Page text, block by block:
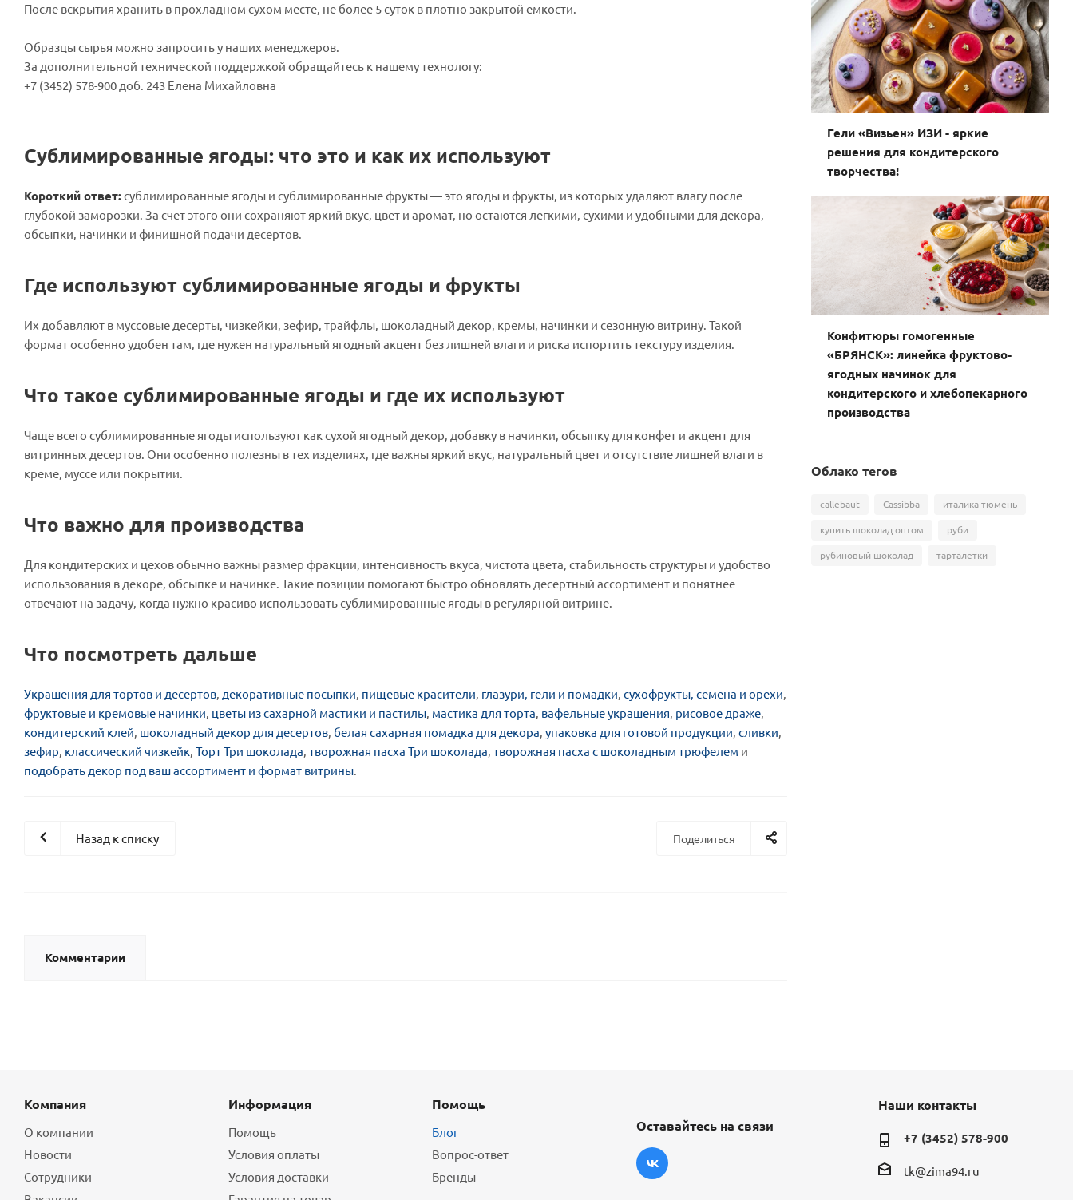
После вскрытия хранить в прохладном сухом месте, не более 5 суток в плотно закрытой емкости.
Образцы сырья можно запросить у наших менеджеров.
За дополнительной технической поддержкой обращайтесь к нашему технологу:
+7 (3452) 578-900 доб. 243 Елена Михайловна
Сублимированные ягоды: что это и как их используют
Короткий ответ:сублимированные ягоды и сублимированные фрукты — это ягоды и фрукты, из которых удаляют влагу после
глубокой заморозки. За счет этого они сохраняют яркий вкус, цвет и аромат, но остаются легкими, сухими и удобными для декора,
обсыпки, начинки и финишной подачи десертов.
Где используют сублимированные ягоды и фрукты
Их добавляют в муссовые десерты, чизкейки, зефир, трайфлы, шоколадный декор, кремы, начинки и сезонную витрину. Такой
формат особенно удобен там, где нужен натуральный ягодный акцент без лишней влаги и риска испортить текстуру изделия.
Что такое сублимированные ягоды и где их используют
Чаще всего сублимированные ягоды используют как сухой ягодный декор, добавку в начинки, обсыпку для конфет и акцент для
витринных десертов. Они особенно полезны в тех изделиях, где важны яркий вкус, натуральный цвет и отсутствие лишней влаги в
креме, муссе или покрытии.
Что важно для производства
Для кондитерских и цехов обычно важны размер фракции, интенсивность вкуса, чистота цвета, стабильность структуры и удобство
использования в декоре, обсыпке и начинке. Такие позиции помогают быстро обновлять десертный ассортимент и понятнее
отвечают на задачу, когда нужно красиво использовать сублимированные ягоды в регулярной витрине.
Что посмотреть дальше
Украшения для тортов и десертов, декоративные посыпки, пищевые красители, глазури, гели и помадки, сухофрукты, семена и орехи,
фруктовые и кремовые начинки, цветы из сахарной мастики и пастилы, мастика для торта, вафельные украшения, рисовое драже,
кондитерский клей, шоколадный декор для десертов, белая сахарная помадка для декора, упаковка для готовой продукции, сливки,
зефир, классический чизкейк, Торт Три шоколада, творожная пасха Три шоколада, творожная пасха с шоколадным трюфелем и
подобрать декор под ваш ассортимент и формат витрины.
Поделиться
Назад к списку
Комментарии
Гели «Визьен» ИЗИ - яркие
решения для кондитерского
творчества!
Конфитюры гомогенные
«БРЯНСК»: линейка фруктово-
ягодных начинок для
кондитерского и хлебопекарного
производства
Облако тегов
callebaut Cassibba
италика тюмень
купить шоколад оптом
руби
рубиновый шоколад
тарталетки
Компания
О компании
Новости
Сотрудники
Информация
Помощь
Условия оплаты
Условия доставки
Помощь
Блог
Вопрос-ответ
Бренды
Оставайтесь на связи
Наши контакты
+7 (3452) 578-900
tk@zima94.ru